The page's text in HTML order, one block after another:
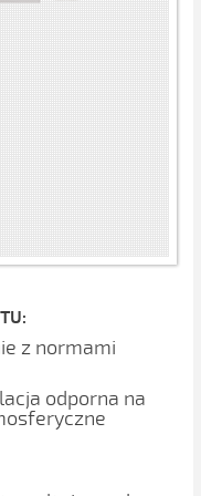
z normami
odporna na